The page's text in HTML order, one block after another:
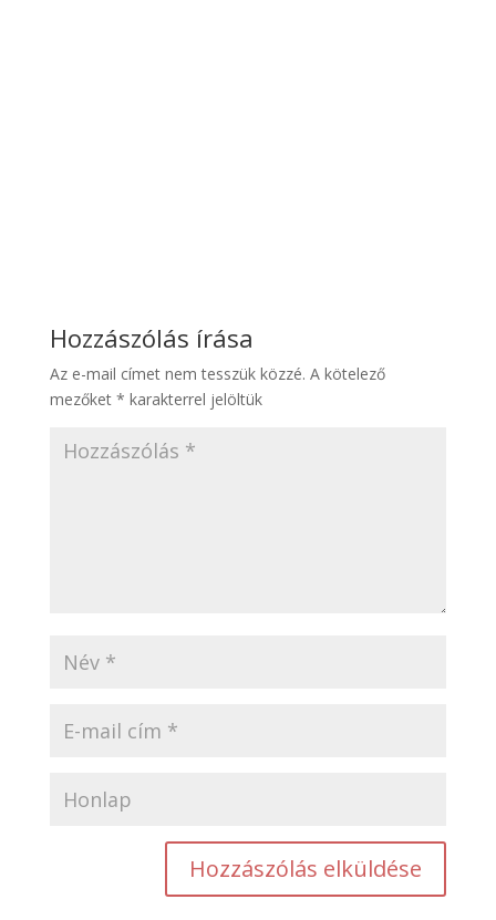
Hozzászólás írása
Az e-mail címet nem tesszük közzé. A kötelező
mezőket * karakterrel jelöltük